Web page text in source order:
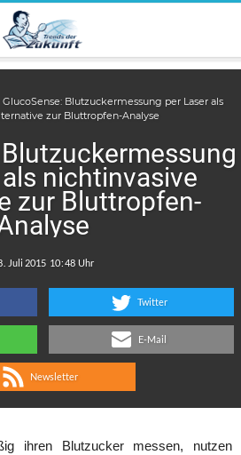
GlucoSense: Blutzuckermessung per Laser als
zur Bluttropfen-Analyse
nichtinvasive
zur Bluttropfen-
:
Twitter
E-Mail
Newsletter
ihren Blutzucker messen, nutzen